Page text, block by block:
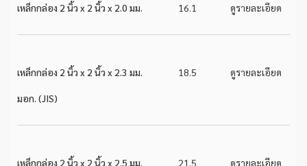
เหล็กกล่อง 2 นิ้ว x 2 นิ้ว x 2.0 มม. 16.1 ดูรายละเอียด
เหล็กกล่อง 2 นิ้ว x 2 นิ้ว x 2.3 มม.
มอก. (JIS)
18.5 ดูรายละเอียด
เหล็กกล่อง 2 นิ้ว x 2 นิ้ว x 2.5 มม. 21.5 ดูรายละเอียด